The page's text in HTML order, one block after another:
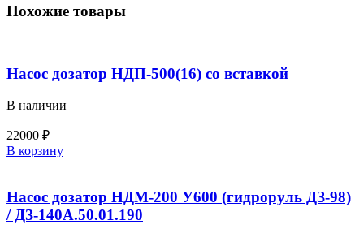
Похожие товары
Насос дозатор НДП-500(16) со вставкой
В наличии
22000 ₽
Количество
дозатор
НДП-500(16)
со
В корзину
Насос дозатор НДМ-200 У600 (гидроруль ДЗ-98)
/ ДЗ-140А.50.01.190